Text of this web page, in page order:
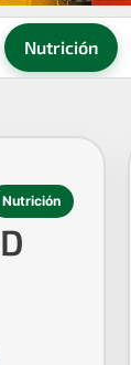
Nutrición
Nutrición